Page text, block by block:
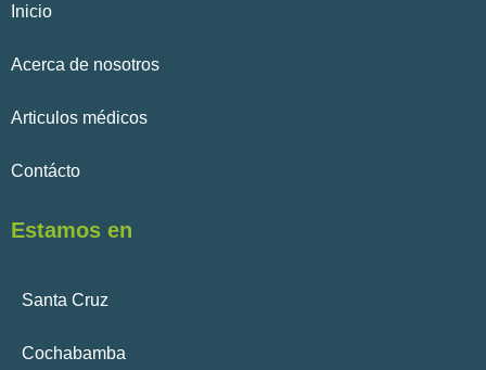
Inicio
Acerca de nosotros
Articulos médicos
Contácto
Estamos en
Santa Cruz
Cochabamba